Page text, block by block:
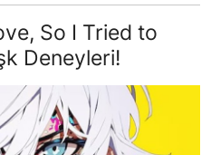
So I Tried to
Deneyleri!